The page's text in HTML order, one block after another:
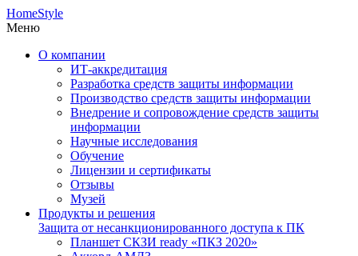
HomeStyle
Меню
О компании
ИТ-аккредитация
Разработка средств защиты информации
Производство средств защиты информации
Внедрение и сопровождение средств защиты
информации
Научные исследования
Обучение
Лицензии и сертификаты
Отзывы
Музей
Продукты и решения
Защита от несанкционированного доступа к ПК
Планшет СКЗИ ready «ПКЗ 2020»